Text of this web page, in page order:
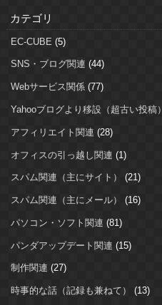
カテゴリ
EC-CUBE (5)
SNS・ブログ関連 (44)
Webサービス関係 (77)
Yahooブログより移設（超古い投稿）
アフィリエイト関連 (28)
オフィスの引っ越し関連 (1)
スパム関連（主にサイト） (21)
スパム関連（主にメール） (16)
パソコン・ソフト関連 (81)
パンダアップデート関連 (15)
制作関連 (27)
時事的な話（記録も兼ねて） (13)